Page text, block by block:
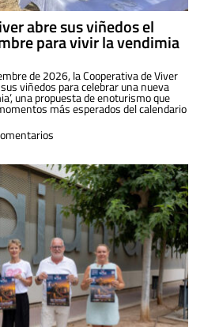
abre sus viñedos el
para vivir la vendimia
de 2026, la Cooperativa de Viver
viñedos para celebrar una nueva
una propuesta de enoturismo que
más esperados del calendario